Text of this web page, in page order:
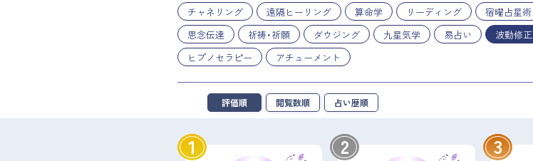
チャネリング
遠隔ヒーリング 算命学 リーディング 宿曜占星術
思念伝達
祈祷・祈願 ダウジング 九星気学 易占い 波動修正
ヒプノセラピー
アチューメント
評価順 閲覧数順 占い歴順
1 2 3